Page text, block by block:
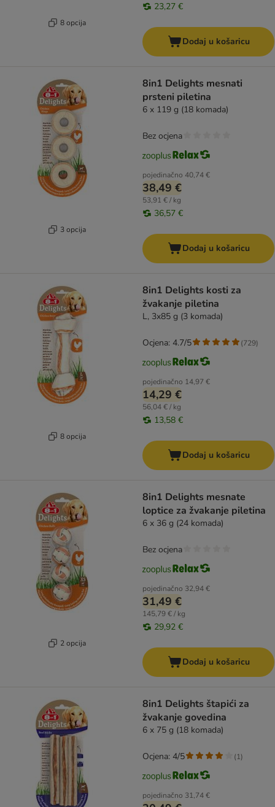
8 opcija
23,27 €
Dodaj u košaricu
3 opcija
8in1 Delights mesnati
prsteni piletina
6 x 119 g (18 komada)
pojedinačno 40,74 €
38,49 €
53,91 € / kg
36,57 €
Bez ocjena
Dodaj u košaricu
8 opcija
8in1 Delights kosti za
žvakanje piletina
L, 3x85 g (3 komada)
pojedinačno 14,97 €
14,29 €
56,04 € / kg
13,58 €
Ocjena: 4.7/5 (729)
Dodaj u košaricu
2 opcija
8in1 Delights mesnate
loptice za žvakanje piletina
6 x 36 g (24 komada)
pojedinačno 32,94 €
31,49 €
145,79 € / kg
29,92 €
Bez ocjena
Dodaj u košaricu
8in1 Delights štapići za
žvakanje govedina
6 x 75 g (18 komada)
pojedinačno 31,74 €
Ocjena: 4/5 (1)